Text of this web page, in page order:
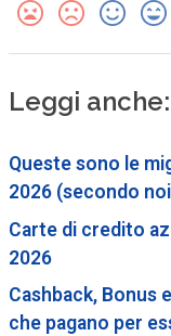
Leggi anche:
Queste sono le
2026 (secondo
Carte di credito
2026
Cashback, Bonus
che pagano per